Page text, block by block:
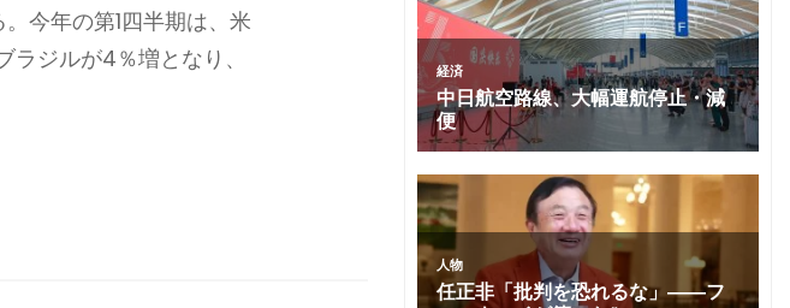
今年の第1四半期は、米
ラジルが4％増となり、